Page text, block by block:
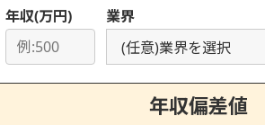
年収(万円)
業界
年収偏差値